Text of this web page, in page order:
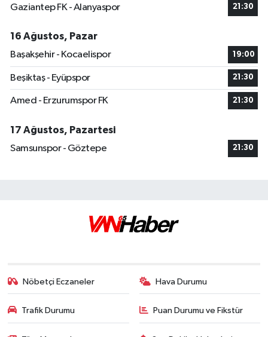
Gaziantep FK - Alanyaspor 21:30
16 Ağustos, Pazar
Başakşehir - Kocaelispor
19:00
Beşiktaş - Eyüpspor 21:30
Amed - Erzurumspor FK 21:30
17 Ağustos, Pazartesi
Samsunspor - Göztepe
21:30
Nöbetçi Eczaneler Hava Durumu
Trafik Durumu Puan Durumu ve Fikstür